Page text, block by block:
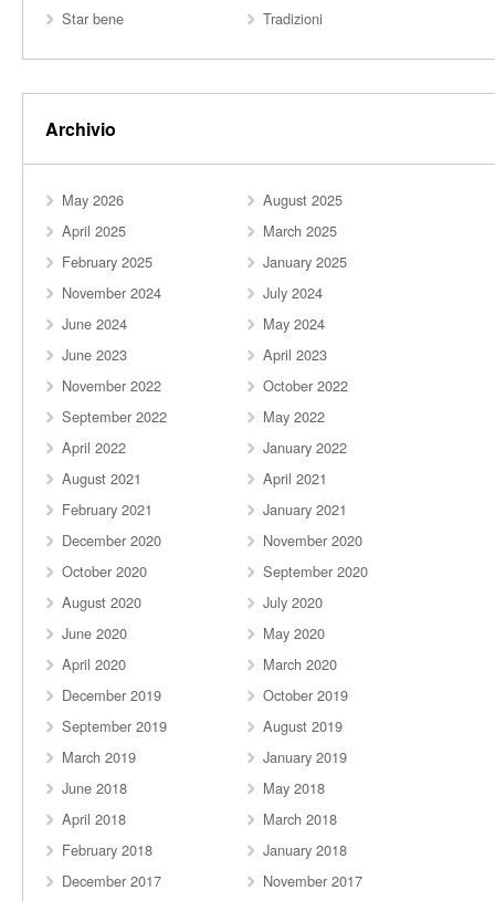
Star bene
Tradizioni
Archivio
May 2026
August 2025
April 2025
March 2025
February 2025
January 2025
November 2024
July 2024
June 2024
May 2024
June 2023
April 2023
November 2022
October 2022
September 2022
May 2022
April 2022
January 2022
August 2021
April 2021
February 2021
January 2021
December 2020
November 2020
October 2020
September 2020
August 2020
July 2020
June 2020
May 2020
April 2020
March 2020
December 2019
October 2019
September 2019
August 2019
March 2019
January 2019
June 2018
May 2018
April 2018
March 2018
February 2018
January 2018
December 2017
November 2017